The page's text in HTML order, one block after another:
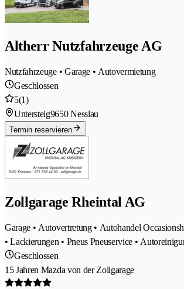
Altherr Nutzfahrzeuge AG
Nutzfahrzeuge • Garage • Autovermietung
Geschlossen
5(1)
Untersteig9650 Nesslau
Termin reservieren
Zollgarage Rheintal AG
Garage • Autovertretung • Autohandel
• Lackierungen • Pneus Pneuservice •
Geschlossen
15 Jahren Mazda von der Zollgarage